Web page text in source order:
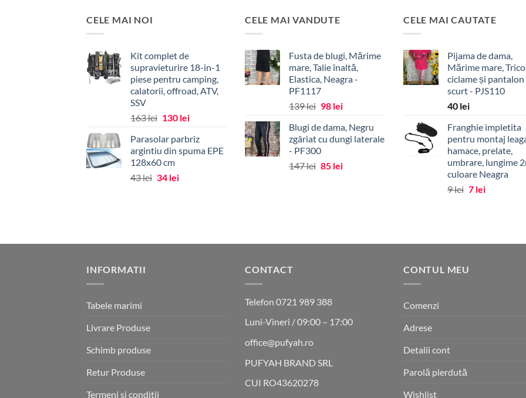
Opțiunile
pot
fi
alese
pagina
produsului.
multe
Opțiunile
pot
fi
alese
în
produsului.
multe
pot
fi
alese
în
produsului.
CELE MAI NOI
Kit complet de
supravieturire 18-in-1
piese pentru camping,
calatorii, offroad, ATV,
SSV
163lei Prețul
a
fost:
163 lei.
130 leiPrețul
este:
130 lei.
Parasolar parbriz
argintiu din spuma EPE
128x60 cm
43lei Prețul
34 leiPrețul
CELE MAI VANDUTE
Fusta de blugi, Mărime
mare, Talie înaltă,
Elastica, Neagra -
PF1117
139lei Prețul
a
fost:
139 lei.
98 leiPrețul
este:
98 lei.
Blugi de dama, Negru
zgâriat cu dungi laterale
- PF300
147lei Prețul
85 leiPrețul
CELE MAI CAUTATE
Pijama de dama,
Mărime mare,
ciclame și pantalon
scurt - PJS110
40 lei
Franghie impletita
pentru montaj
hamace, prelate,
umbrare, lungime
culoare Neagra
9lei Prețul
7 leiPrețul
INFORMATII
Tabele marimi
Livrare Produse
Schimb produse
Retur Produse
Termeni si conditii
CONTACT
Telefon 0721 989 388
Luni-Vineri / 09:00 – 17:00
office@pufyah.ro
PUFYAH BRAND SRL
CUI RO43620278
CONTUL MEU
Comenzi
Adrese
Detalii cont
Parolă pierdută
Wishlist